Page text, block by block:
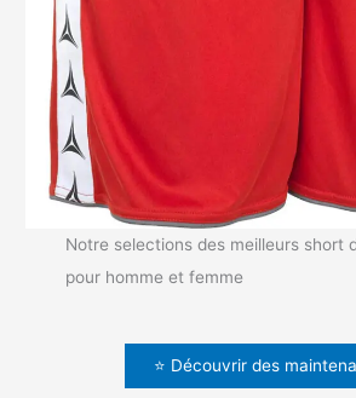
Notre selections des meilleurs short
pour homme et femme
⭐ Découvrir des